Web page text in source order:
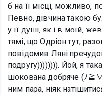
б на її місці, можливо,
Певно, дівчина такою
у її душі, як і в моїй,
тямі, що Одріон тут,
повідомив Ляні
подругу)))))))). Йой, я
шокована добряче (ﾉ
ним пара, ніяк